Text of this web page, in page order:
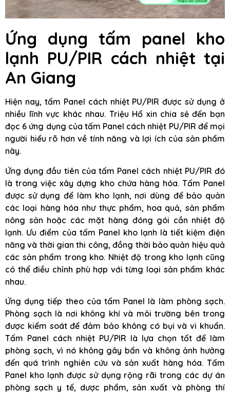
Ứng dụng tấm panel kho
lạnh PU/PIR cách nhiệt tại
An Giang
Hiện nay, tấm Panel cách nhiệt PU/PIR được sử dụng ở
nhiều lĩnh vực khác nhau. Triệu Hổ xin chia sẻ đến bạn
đọc 6 ứng dụng của tấm Panel cách nhiệt PU/PIR để mọi
người hiểu rõ hơn về tính năng và lợi ích của sản phẩm
này.
Ứng dụng đầu tiên của tấm Panel cách nhiệt PU/PIR đó
là trong việc xây dựng kho chứa hàng hóa. Tấm Panel
được sử dụng để làm kho lạnh, nơi dùng để bảo quản
các loại hàng hóa như thực phẩm, hoa quả, sản phẩm
nông sản hoặc các mặt hàng đóng gói cần nhiệt độ
lạnh. Ưu điểm của tấm Panel kho lạnh là tiết kiệm điện
năng và thời gian thi công, đồng thời bảo quản hiệu quả
các sản phẩm trong kho. Nhiệt độ trong kho lạnh cũng
có thể điều chỉnh phù hợp với từng loại sản phẩm khác
nhau.
Ứng dụng tiếp theo của tấm Panel là làm phòng sạch.
Phòng sạch là nơi không khí và môi trường bên trong
được kiểm soát để đảm bảo không có bụi và vi khuẩn.
Tấm Panel cách nhiệt PU/PIR là lựa chọn tốt để làm
phòng sạch, vì nó không gây bẩn và không ảnh hưởng
đến quá trình nghiên cứu và sản xuất hàng hóa. Tấm
Panel kho lạnh được sử dụng rộng rãi trong các dự án
phòng sạch y tế, dược phẩm, sản xuất và phòng thí